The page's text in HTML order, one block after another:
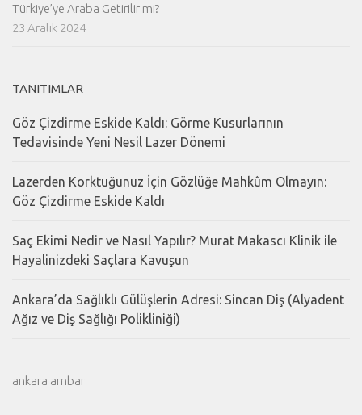
Türkiye’ye Araba Getirilir mi?
23 Aralık 2024
TANITIMLAR
Göz Çizdirme Eskide Kaldı: Görme Kusurlarının
Tedavisinde Yeni Nesil Lazer Dönemi
Lazerden Korktuğunuz İçin Gözlüğe Mahkûm Olmayın:
Göz Çizdirme Eskide Kaldı
Saç Ekimi Nedir ve Nasıl Yapılır? Murat Makascı Klinik ile
Hayalinizdeki Saçlara Kavuşun
Ankara’da Sağlıklı Gülüşlerin Adresi: Sincan Diş (Alyadent
Ağız ve Diş Sağlığı Polikliniği)
ankara ambar